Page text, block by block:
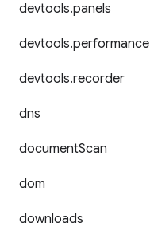
devtools.panels
devtools.performance
devtools.recorder
dns
documentScan
dom
downloads